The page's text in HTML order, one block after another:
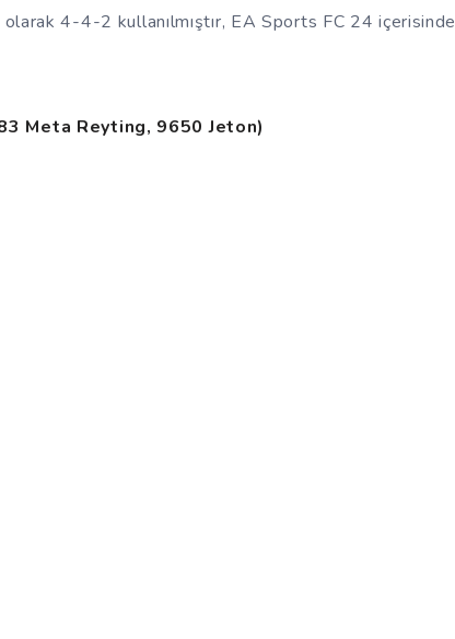
4-4-2 kullanılmıştır, EA Sports FC 24
Meta Reyting, 9650 Jeton)